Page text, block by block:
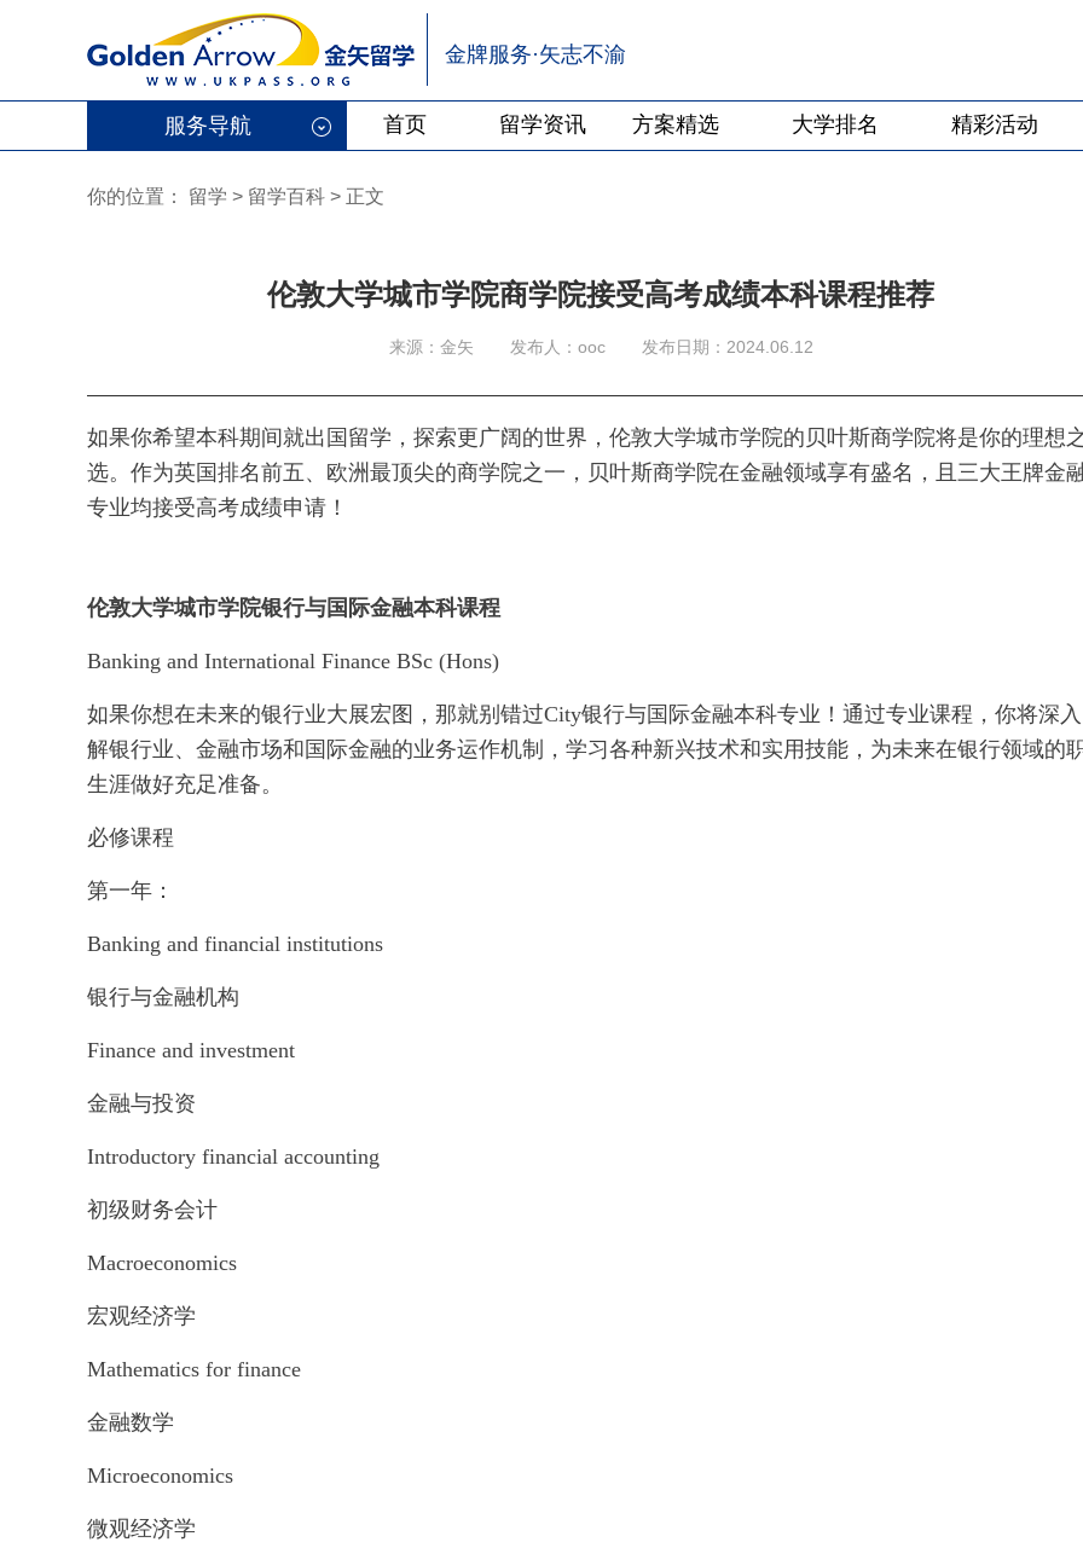
金牌服务·矢志不渝
服务导航 首页 留学资讯 方案精选 大学排名 精彩活动
你的位置： 留学 > 留学百科 > 正文
伦敦大学城市学院商学院接受高考成绩本科课程推荐
来源：金矢 发布人：ooc 发布日期：2024.06.12
如果你希望本科期间就出国留学，探索更广阔的世界，伦敦大学城市学院的贝叶斯商学院将是你的理想
选。作为英国排名前五、欧洲最顶尖的商学院之一，贝叶斯商学院在金融领域享有盛名，且三大王牌金
专业均接受高考成绩申请！
伦敦大学城市学院银行与国际金融本科课程
Banking and International Finance BSc (Hons)
如果你想在未来的银行业大展宏图，那就别错过City银行与国际金融本科专业！通过专业课程，你将深
解银行业、金融市场和国际金融的业务运作机制，学习各种新兴技术和实用技能，为未来在银行领域的
生涯做好充足准备。
必修课程
第一年：
Banking and financial institutions
银行与金融机构
Finance and investment
金融与投资
Introductory financial accounting
初级财务会计
Macroeconomics
宏观经济学
Mathematics for finance
金融数学
Microeconomics
微观经济学